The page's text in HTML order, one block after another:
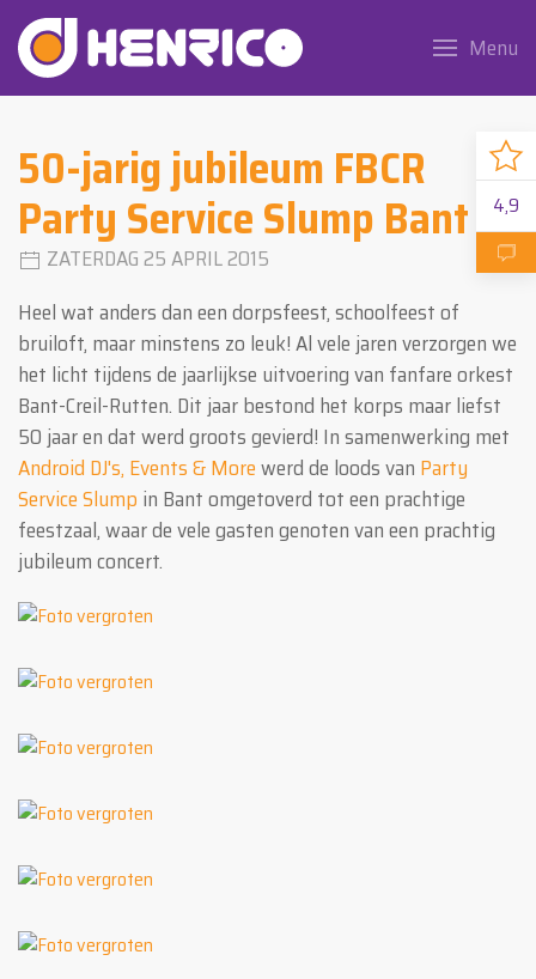
4,9
Menu
50-jarig jubileum FBCR
Party Service Slump Bant
ZATERDAG 25 APRIL 2015
Heel wat anders dan een dorpsfeest, schoolfeest of
bruiloft, maar minstens zo leuk! Al vele jaren verzorgen we
het licht tijdens de jaarlijkse uitvoering van fanfare orkest
Bant-Creil-Rutten. Dit jaar bestond het korps maar liefst
50 jaar en dat werd groots gevierd! In samenwerking met
Android DJ's, Events & Morewerd de loods van Party
Service Slump in Bant omgetoverd tot een prachtige
feestzaal, waar de vele gasten genoten van een prachtig
jubileum concert.